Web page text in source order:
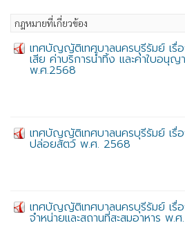
กฎหมายที่เกี่ยวข้อง
เทศบัญญัติเทศบาลนครบุรีรัมย์ เรื่
เสีย ค่าบริการน้ำทิ้ง และค่าใบอนุญ
พ.ศ.2568
เทศบัญญัติเทศบาลนครบุรีรัมย์ เรื่
ปล่อยสัตว์ พ.ศ. 2568
เทศบัญญัติเทศบาลนครบุรีรัมย์ เรื่
จำหน่ายและสถานที่สะสมอาหาร พ.